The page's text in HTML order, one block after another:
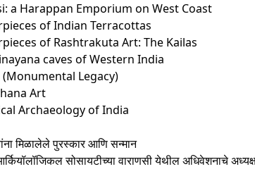
a Harappan Emporium on West Coast
of Indian Terracottas
of Rashtrakuta Art: The Kailas
caves of Western India
Legacy)
Art
Archaeology of India
मिळालेले पुरस्कार आणि सन्मान
सोसायटीच्या वाराणसी येथील अधिवेशनाचे